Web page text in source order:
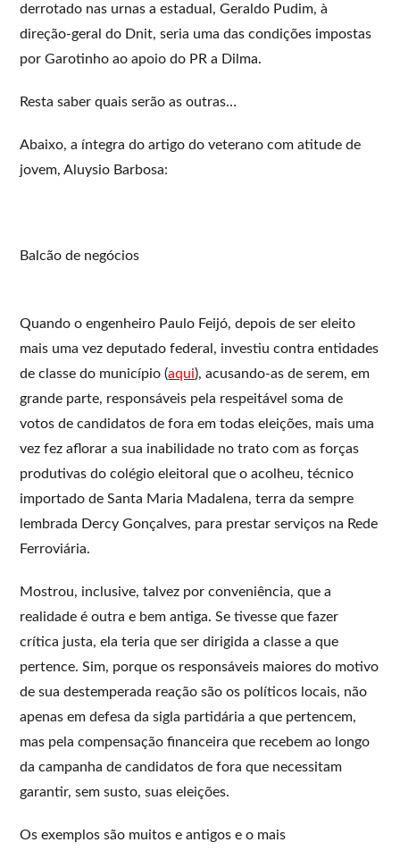
derrotado nas urnas a estadual, Geraldo Pudim, à
direção-geral do Dnit, seria uma das condições impostas
por Garotinho ao apoio do PR a Dilma.
Resta saber quais serão as outras…
Abaixo, a íntegra do artigo do veterano com atitude de
jovem, Aluysio Barbosa:
Balcão de negócios
Quando o engenheiro Paulo Feijó, depois de ser eleito
mais uma vez deputado federal, investiu contra entidades
de classe do município (aqui), acusando-as de serem, em
grande parte, responsáveis pela respeitável soma de
votos de candidatos de fora em todas eleições, mais uma
vez fez aflorar a sua inabilidade no trato com as forças
produtivas do colégio eleitoral que o acolheu, técnico
importado de Santa Maria Madalena, terra da sempre
lembrada Dercy Gonçalves, para prestar serviços na Rede
Ferroviária.
Mostrou, inclusive, talvez por conveniência, que a
realidade é outra e bem antiga. Se tivesse que fazer
crítica justa, ela teria que ser dirigida a classe a que
pertence. Sim, porque os responsáveis maiores do motivo
de sua destemperada reação são os políticos locais, não
apenas em defesa da sigla partidária a que pertencem,
mas pela compensação financeira que recebem ao longo
da campanha de candidatos de fora que necessitam
garantir, sem susto, suas eleições.
Os exemplos são muitos e antigos e o mais